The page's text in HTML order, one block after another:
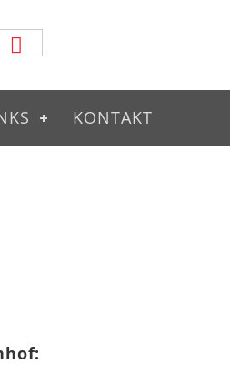
KONTAKT